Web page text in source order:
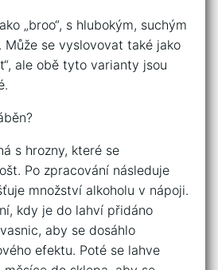
„broo“, s hlubokým, suchým
Může se vyslovovat také jako
ale obě tyto varianty jsou
s hrozny, které se
Po zpracování následuje
množství alkoholu v nápoji.
kdy je do lahví přidáno
aby se dosáhlo
efektu. Poté se lahve